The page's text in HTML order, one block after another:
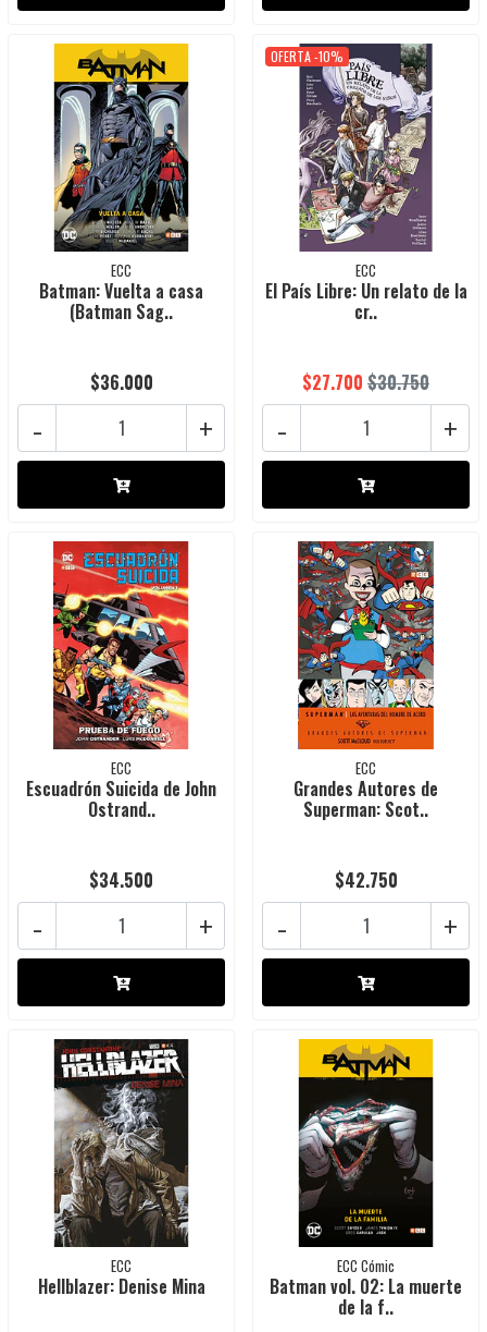
ECC
Batman: Vuelta a casa
(Batman Sag..
$36.000
+
-
OFERTA -10%
ECC
El País Libre: Un relato de la
cr..
$27.700 $30.750
+
-
ECC
Escuadrón Suicida de John
Ostrand..
$34.500
+
-
ECC
Grandes Autores de
Superman: Scot..
$42.750
+
-
ECC
Hellblazer: Denise Mina
ECC Cómic
Batman vol. 02: La muerte
de la f..